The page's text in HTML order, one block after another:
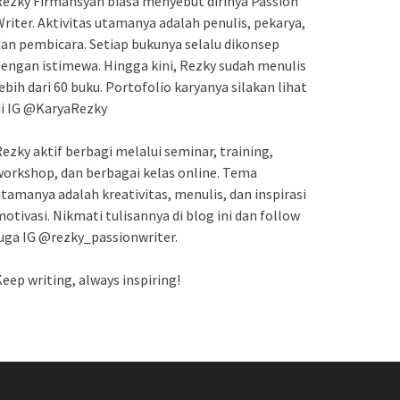
Aktivitas utamanya adalah penulis, pekarya,
pembicara. Setiap bukunya selalu dikonsep
istimewa. Hingga kini, Rezky sudah menulis
dari 60 buku. Portofolio karyanya silakan lihat
IG @KaryaRezky
aktif berbagi melalui seminar, training,
dan berbagai kelas online. Tema
adalah kreativitas, menulis, dan inspirasi
Nikmati tulisannya di blog ini dan follow
IG @rezky_passionwriter.
writing, always inspiring!